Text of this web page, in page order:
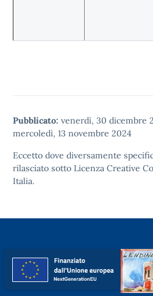
Pubblicato: venerdì, 30 dicembre
mercoledì, 13 novembre 2024
Eccetto dove diversamente
rilasciato sotto Licenza Creative
Italia.